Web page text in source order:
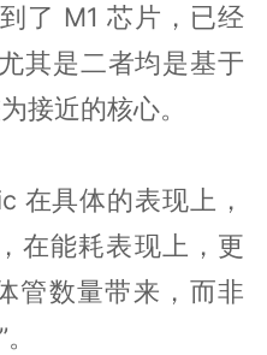
了 M1 芯片，已经
其是二者均是基于
接近的核心。
在具体的表现上，
在能耗表现上，更
管数量带来，而非